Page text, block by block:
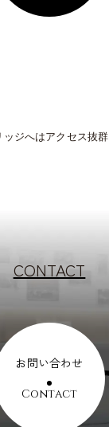
ッジへはアクセス抜群
CONTACT
お問い合わせ
Contact